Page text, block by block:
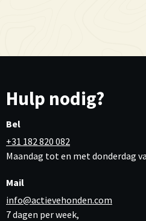
Hulp nodig?
Bel
+31 182 820 082
Maandag tot en met donderdag
Mail
info@actievehonden.com
7 dagen per week,